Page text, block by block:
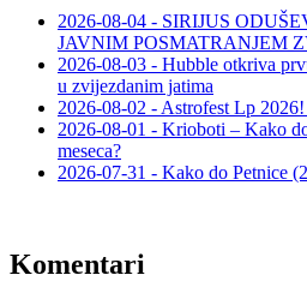
2026-08-04 - SIRIJUS
JAVNIM POSMATRANJEM
2026-08-03 - Hubble otkriva
u zvijezdanim jatima
2026-08-02 - Astrofest Lp
2026-08-01 - Krioboti – Kako
meseca?
2026-07-31 - Kako do Petnice
Komentari